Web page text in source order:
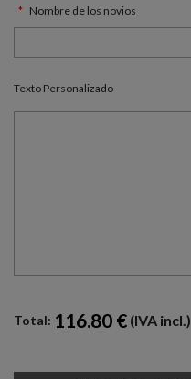
Nombre de los novios
Texto Personalizado
Total: 116.80 € (IVA incl.)